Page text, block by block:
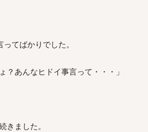
てばかりでした。
あんなヒドイ事言って・・・」
ました。